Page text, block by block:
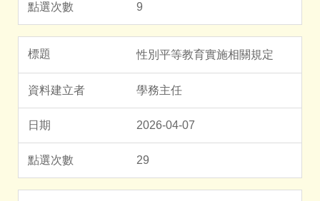
9
性別平等教育實施相關規定
學務主任
2026-04-07
29